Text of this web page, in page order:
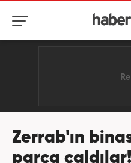
Zerrab'ın
parça